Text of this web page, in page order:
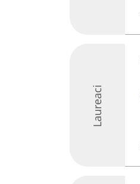
Laureaci